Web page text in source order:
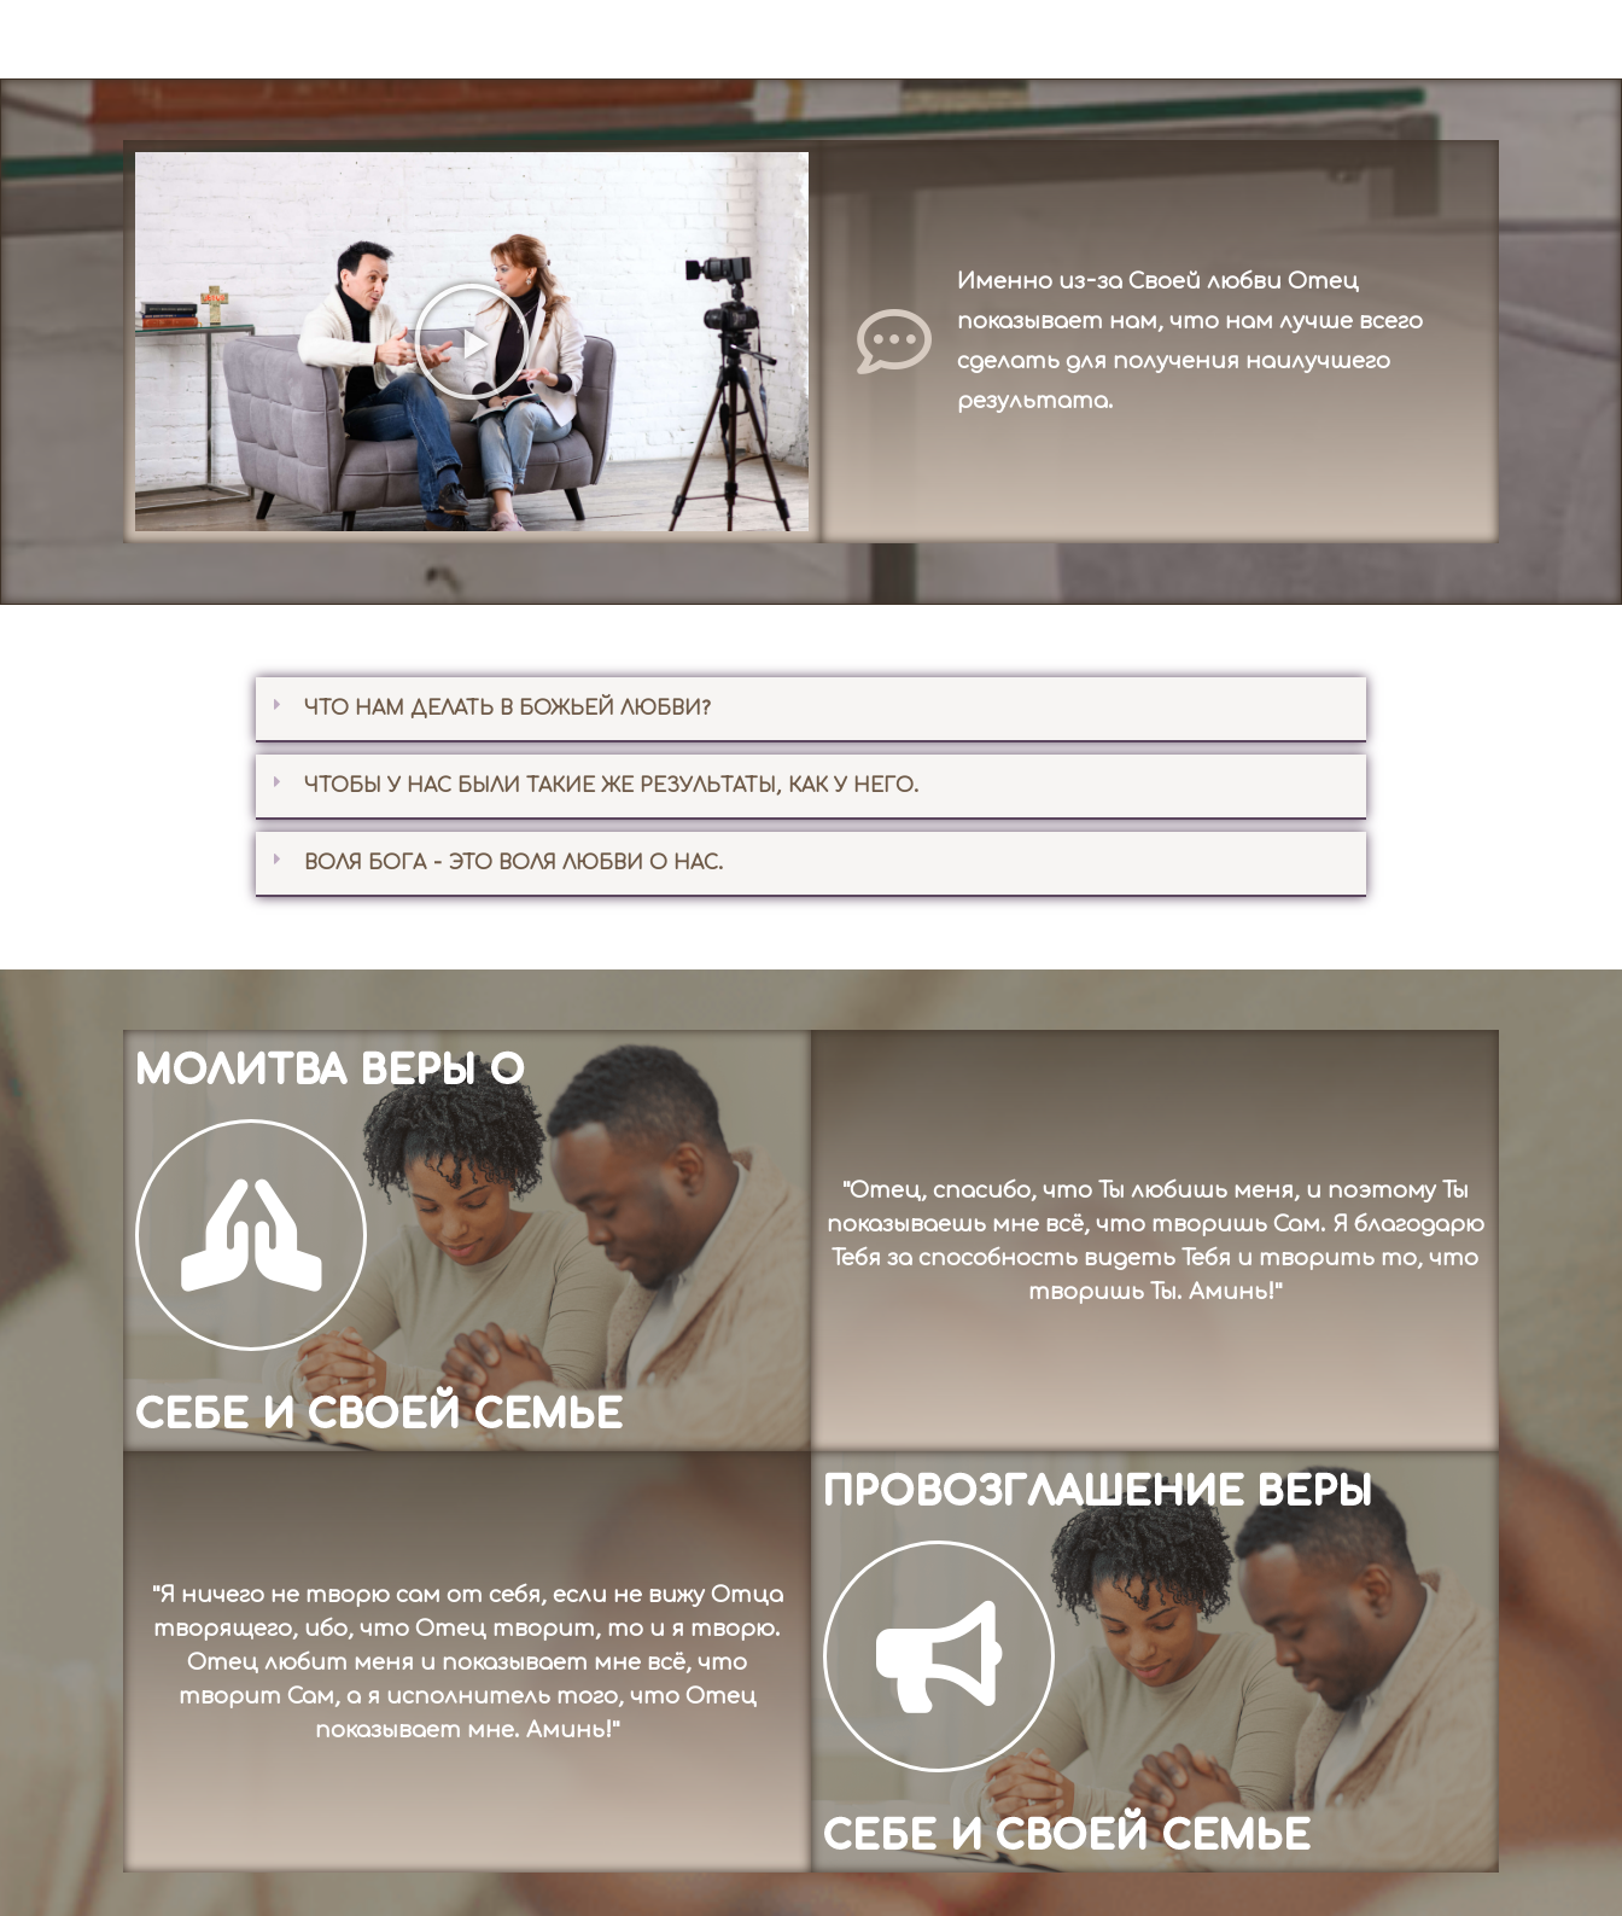
Именно из-за Своей любви Отец
показывает нам, что нам лучше всего
сделать для получения наилучшего
результата.
ЧТО НАМ ДЕЛАТЬ В БОЖЬЕЙ ЛЮБВИ?
ЧТОБЫ У НАС БЫЛИ ТАКИЕ ЖЕ РЕЗУЛЬТАТЫ, КАК У НЕГО.
ВОЛЯ БОГА - ЭТО ВОЛЯ ЛЮБВИ О НАС.
МОЛИТВА ВЕРЫ О
СЕБЕ И СВОЕЙ СЕМЬЕ
"Отец, спасибо, что Ты любишь меня, и поэтому Ты
показываешь мне всё, что творишь Сам. Я благодарю
Тебя за способность видеть Тебя и творить то, что
творишь Ты. Аминь!"
"Я ничего не творю сам от себя, если не вижу Отца
творящего, ибо, что Отец творит, то и я творю.
Отец любит меня и показывает мне всё, что
творит Сам, а я исполнитель того, что Отец
показывает мне. Аминь!"
ПРОВОЗГЛАШЕНИЕ ВЕРЫ
СЕБЕ И СВОЕЙ СЕМЬЕ